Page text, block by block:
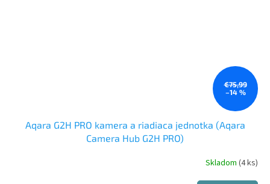
€75,99
–14 %
Aqara G2H PRO kamera a riadiaca jednotka (Aqara
Camera Hub G2H PRO)
Skladom (4 ks)